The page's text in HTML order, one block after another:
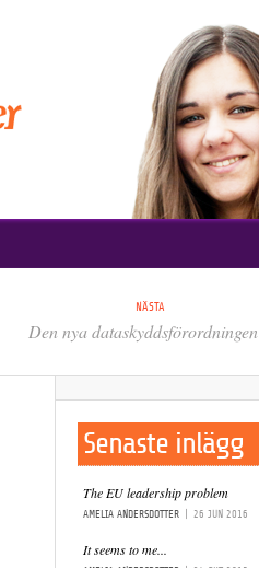
NÄSTA
Den nya dataskyddsförordningen
Senaste inlägg
The EU leadership problem
AMELIA ANDERSDOTTER 26 JUN 2016
It seems to me...